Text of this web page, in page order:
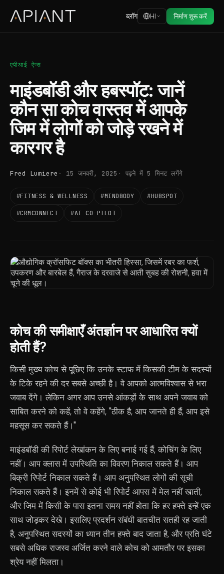
ब्लॉग HI निर्माण शुरू करें
एपीआई ऐप्स
माइंडबॉडी और हबस्पॉट: जानें
कौन सा कोच वास्तव में आपके
जिम में लोगों को जोड़े रखने में
कारगर है
Fred Lumiere 15 जनवरी, 2025 पढ़ने में 5 मिनट लगेंगे
#FITNESS & WELLNESS #MINDBODY #HUBSPOT
#CRMCONNECT #AI CO-PILOT
कोच की समीक्षाएँ अंतर्ज्ञान पर आधारित क्यों
होती हैं?
किसी मुख्य कोच से पूछिए कि उनके स्टाफ में किसकी टीम के सदस्यों
के टिके रहने की दर सबसे अच्छी है। वे आपको आत्मविश्वास से भरा
जवाब देंगे। लेकिन अगर आप उनसे आंकड़ों के साथ अपने जवाब को
साबित करने को कहें, तो वे कहेंगे, "ठीक है, आप जानते ही हैं, आप इसे
महसूस कर सकते हैं।"
माइंडबॉडी की रिपोर्ट लेखांकन के लिए बनाई गई हैं, कोचिंग के लिए
नहीं। आप क्लास में उपस्थिति का विवरण निकाल सकते हैं। आप
बिक्री रिपोर्ट निकाल सकते हैं। आप अनुपस्थित लोगों की सूची
निकाल सकते हैं। इनमें से कोई भी रिपोर्ट आपस में मेल नहीं खाती,
और जिम में किसी के पास इतना समय नहीं होता कि हर हफ्ते इन्हें एक
साथ जोड़कर देखे। इसलिए प्रदर्शन संबंधी बातचीत सतही रह जाती
है, अनुपस्थित सदस्यों का ध्यान तीन हफ्ते बाद जाता है, और प्रति घंटे
सबसे अधिक राजस्व अर्जित करने वाले कोच को आमतौर पर इसका
श्रेय नहीं मिलता।